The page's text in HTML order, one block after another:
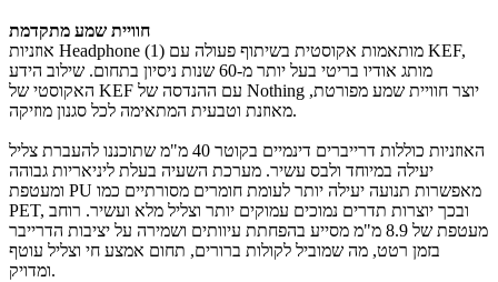
חוויית שמע מתקדמת
אוזניות Headphone (1) מותאמות אקוסטית בשיתוף פעולה עם KEF,
מותג אודיו בריטי בעל יותר מ-60 שנות ניסיון בתחום. שילוב הידע
האקוסטי של KEF עם ההנדסה של Nothing יוצר חוויית שמע מפורטת,
מאוזנת וטבעית המתאימה לכל סגנון מוזיקה.
האוזניות כוללות דרייברים דינמיים בקוטר 40 מ"מ שתוכננו להעברת צליל
יעילה במיוחד ולבס עשיר. מערכת השעיה בעלת ליניאריות גבוהה
ומעטפת PU מאפשרות תנועה יעילה יותר לעומת חומרים מסורתיים כמו
PET, ובכך יוצרות תדרים נמוכים עמוקים יותר וצליל מלא ועשיר. רוחב
מעטפת של 8.9 מ"מ מסייע בהפחתת עיוותים ושמירה על יציבות הדרייבר
בזמן רטט, מה שמוביל לקולות ברורים, תחום אמצע חי וצליל עוטף
ומדויק.